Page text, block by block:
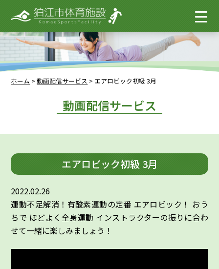
ホーム >動画配信サービス > エアロビック初級 3月
動画配信サービス
エアロビック初級 3月
2022.02.26
運動不足解消！有酸素運動の定番 エアロビック！ おう
ちで ほどよく全身運動 インストラクターの振りに合わ
せて一緒に楽しみましょう！